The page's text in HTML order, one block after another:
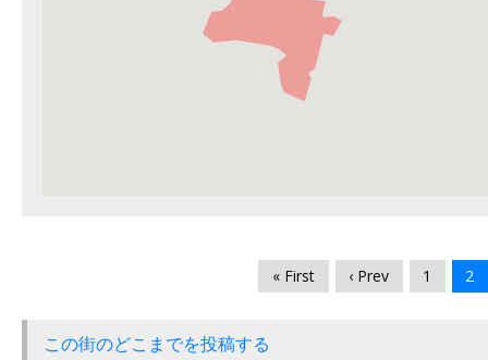
« First ‹ Prev 1 2
この街のどこまでを投稿する